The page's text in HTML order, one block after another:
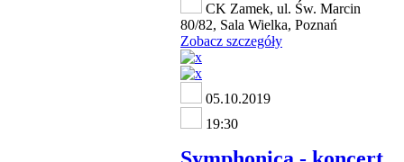
CK Zamek, ul. Św. Marcin
80/82, Sala Wielka, Poznań
Zobacz szczegóły
05.10.2019
19:30